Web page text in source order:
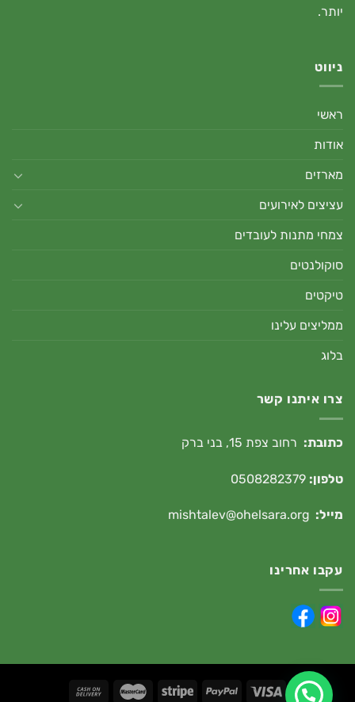
יותר.
ניווט
ראשי
אודות
מארזים
עציצים לאירועים
צמחי מתנות לעובדים
סוקולנטים
טיקטים
ממליצים עלינו
בלוג
צרו איתנו קשר
כתובת: רחוב צפת 15, בני ברק
טלפון:
מייל: mishtalev@ohelsara.org
עקבו אחרינו